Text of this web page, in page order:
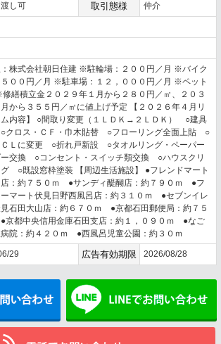
し可 取引態様 仲介
株式会社朝日住建 ※駐輪場：２００円／月 ※バイク
００円／月 ※駐車場：１２，０００円／月 ※ペット
繕積立金２０２９年１月から２８０円／㎡、２０３
から３５５円／㎡に値上げ予定 【２０２６年４月リ
ム内容】 ○間取り変更（１ＬＤＫ→２ＬＤＫ） ○建具
ロス・ＣＦ・巾木貼替 ○フローリング全面上貼 ○
Ｌに変更 ○折れ戸新設 ○タオルリング・ペーパー
ー交換 ○コンセント・スイッチ類交換 ○ハウスクリ
○既設窓枠塗装 【周辺生活施設】 ●フレンドマート
店：約７５０ｍ ●サンディ醍醐店：約７９０ｍ ●フ
ーマート伏見日野西風呂店：約３１０ｍ ●セブンイレ
石田大山店：約６７０ｍ ●京都石田郵便局：約７５
京都中央信用金庫石田支店：約１，０９０ｍ ●なご
院：約４２０ｍ ●西風呂児童公園：約３０ｍ
29 広告有効期限 2026/08/28
メールでお問い合わせ